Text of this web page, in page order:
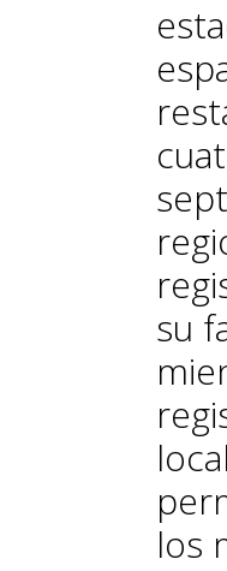
su
los